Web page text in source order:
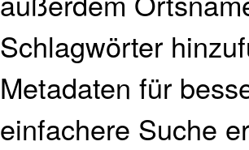
Schlagwörter
Metadaten für
einfachere Suche